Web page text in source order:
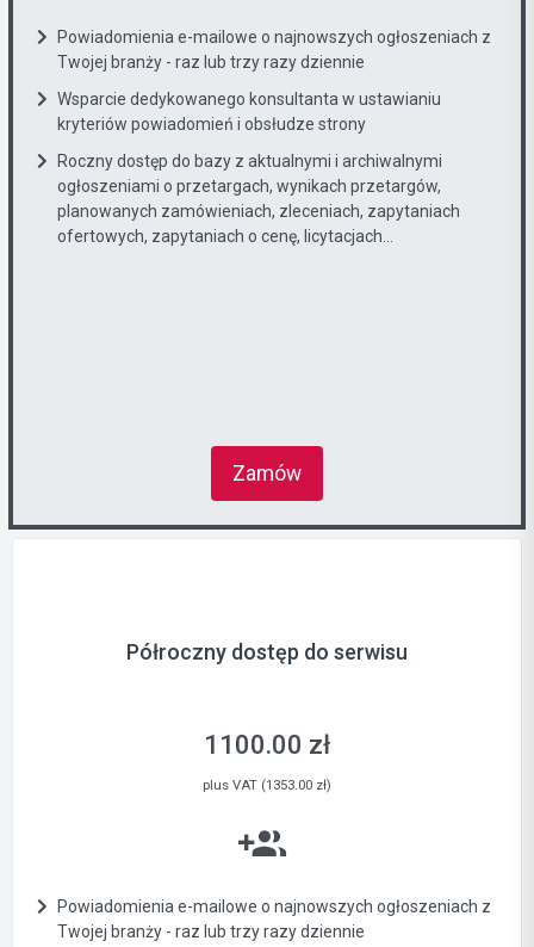
Powiadomienia e-mailowe o najnowszych ogłoszeniach z
Twojej branży - raz lub trzy razy dziennie
Wsparcie dedykowanego konsultanta w ustawianiu
kryteriów powiadomień i obsłudze strony
Roczny dostęp do bazy z aktualnymi i archiwalnymi
ogłoszeniami o przetargach, wynikach przetargów,
planowanych zamówieniach, zleceniach, zapytaniach
ofertowych, zapytaniach o cenę, licytacjach...
Zamów
Półroczny dostęp do serwisu
1100.00 zł
plus VAT (1353.00 zł)
Powiadomienia e-mailowe o najnowszych ogłoszeniach z
Twojej branży - raz lub trzy razy dziennie